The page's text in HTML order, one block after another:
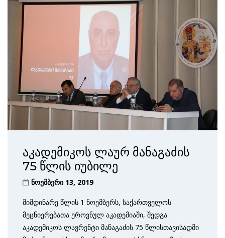
აკადემიკოს ლაურ მანაგაძის
75 წლის იუბილე
ნოემბერი 13, 2019
მიმდინარე წლის 1 ნოემბერს, საქართველოს
მეცნიერებათა ეროვნულ აკადემიაში, შედგა
აკადემიკოს ლავრენტი მანაგაძის 75 წლისთავისადმი